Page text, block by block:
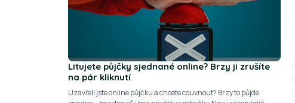
Litujete půjčky sjednané online? Brzy ji zrušíte
na pár kliknutí
Uzavřeli jste online půjčku a chcete couvnout? Brzy to půjde